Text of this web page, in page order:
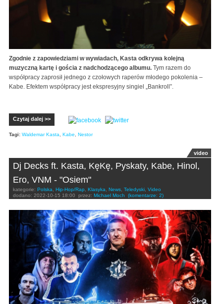
Zgodnie z zapowiedziami w wywiadach, Kasta odkrywa kolejną
muzyczną kartę i gościa z nadchodzącego albumu. Tym razem do
współpracy zaprosił jednego z czołowych raperów młodego pokolenia –
Kabe. Efektem współpracy jest ekspresyjny singiel „Bankroll”.
Czytaj dalej >>
Tagi: Waldemar Kasta Kabe Nestor
video
Dj Decks ft. Kasta, KęKę, Pyskaty, Kabe, Hinol,
Ero, VNM - "Osiem"
kategorie: Polska Hip-Hop/Rap Klasyka News Teledyski Video
dodano: 2022-10-15 18:00 przez: Michael Moch (komentarze: 2)